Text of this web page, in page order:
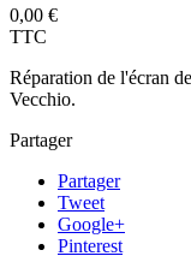
0,00 €
TTC
Réparation de l'écran
Vecchio.
Partager
Partager
Tweet
Google+
Pinterest